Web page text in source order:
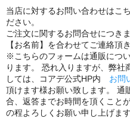
当店に対するお問い合わせはこ
ださい。
ご注文に関するお問合せにつき
【お名前】を合わせてご連絡頂
※こちらのフォームは通販につ
ります。 恐れ入りますが、弊社
しては、コアデ公式HP内 お問
頂けます様お願い致します。 通
合、返答までお時間を頂くこと
の程よろしくお願い申し上げます